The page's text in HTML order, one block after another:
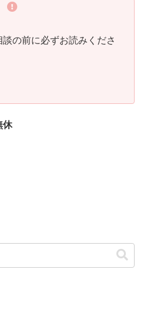
の前に必ずお読みくださ
休